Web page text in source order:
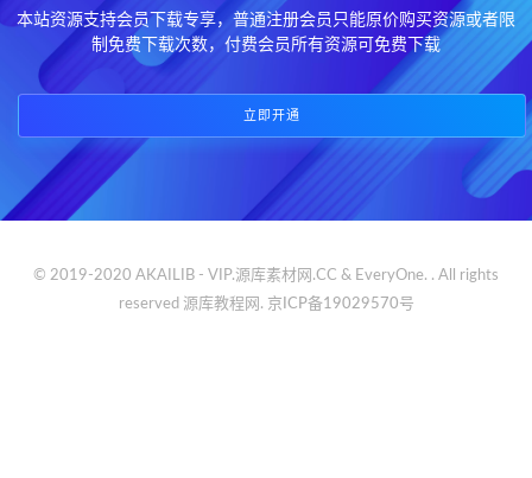
本站资源支持会员下载专享，普通注册会员只能原价购买资源或者限
制免费下载次数，付费会员所有资源可免费下载
立即开通
© 2019-2020 AKAILIB - VIP.源库素材网.CC & EveryOne. . All rights
reserved 源库教程网. 京ICP备19029570号